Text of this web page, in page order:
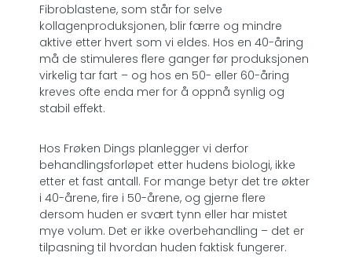
Fibroblastene, som står for selve
kollagenproduksjonen, blir færre og mindre
aktive etter hvert som vi eldes. Hos en 40-åring
må de stimuleres flere ganger før produksjonen
virkelig tar fart – og hos en 50- eller 60-åring
kreves ofte enda mer for å oppnå synlig og
stabil effekt.
Hos Frøken Dings planlegger vi derfor
behandlingsforløpet etter hudens biologi, ikke
etter et fast antall. For mange betyr det tre økter
i 40-årene, fire i 50-årene, og gjerne flere
dersom huden er svært tynn eller har mistet
mye volum. Det er ikke overbehandling – det er
tilpasning til hvordan huden faktisk fungerer.